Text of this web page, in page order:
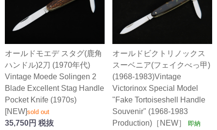
オールドモエデ スタグ(鹿角
ハンドル)2刀 (1970年代)
Vintage Moede Solingen 2
Blade Excellent Stag Handle
Pocket Knife (1970s)
[NEW]sold out
35,750円 税抜
オールドビクトリノックス
スーベニア(フェイクべっ甲)
(1968-1983)Vintage
Victorinox Special Model
"Fake Tortoiseshell Handle
Souvenir" (1968-1983
Production)［NEW］
即納